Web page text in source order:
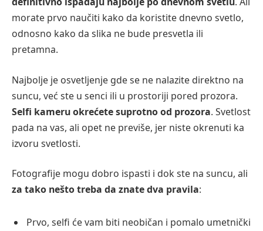
morate prvo naučiti kako da koristite dnevno svetlo,
odnosno kako da slika ne bude presvetla ili
pretamna.
Najbolje je osvetljenje gde se ne nalazite direktno na
suncu, već ste u senci ili u prostoriji pored prozora.
Selfi kameru okrećete suprotno od prozora. Svetlost
pada na vas, ali opet ne previše, jer niste okrenuti ka
izvoru svetlosti.
Fotografije mogu dobro ispasti i dok ste na suncu, ali
za tako nešto treba da znate dva pravila:
Prvo, selfi će vam biti neobičan i pomalo umetnički